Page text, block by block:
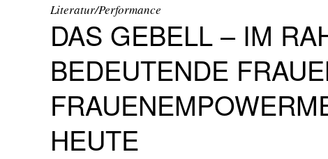
Literatur/Performance
DAS GEBELL – IM
BEDEUTENDE
HEUTE